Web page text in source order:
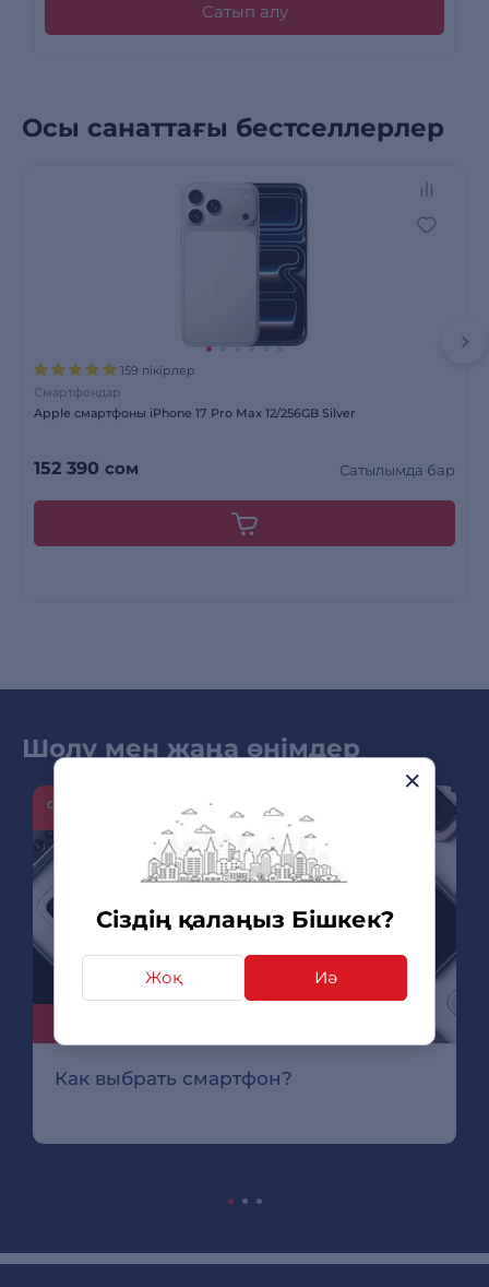
Сіздің қалаңыз Бішкек?
Жоқ Иә
Сатып алу
Осы санаттағы бестселлерлер
159 пікірлер
Смартфондар
Apple смартфоны iPhone 17 Pro Max 12/256GB Silver
152 390 сом Сатылымда бар
Шолу мен жаңа өнімдер
Как выбрать смартфон?